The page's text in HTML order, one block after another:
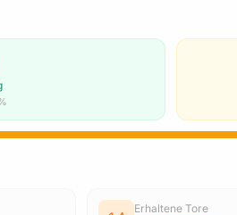
Erhaltene Tore